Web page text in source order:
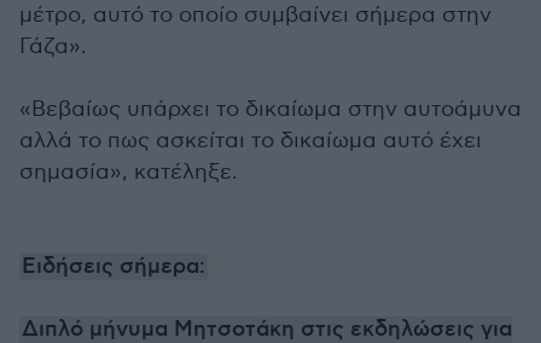
μέτρο, αυτό το οποίο συμβαίνει σήμερα στην
Γάζα».
«Βεβαίως υπάρχει το δικαίωμα στην αυτοάμυνα
αλλά το πως ασκείται το δικαίωμα αυτό έχει
σημασία», κατέληξε.
Ειδήσεις σήμερα:
Διπλό μήνυμα Μητσοτάκη στις εκδηλώσεις για